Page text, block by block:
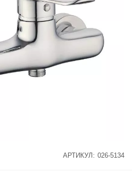
АРТИКУЛ: 026-5134